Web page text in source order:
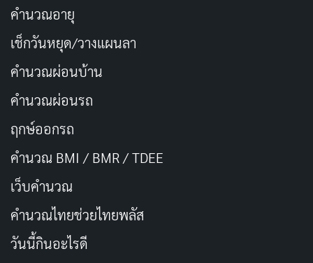
คำนวณอายุ
เช็กวันหยุด/วางแผนลา
คำนวณผ่อนบ้าน
คำนวณผ่อนรถ
ฤกษ์ออกรถ
คำนวณ BMI / BMR / TDEE
เว็บคํานวณ
คํานวณไทยช่วยไทยพลัส
วันนี้กินอะไรดี